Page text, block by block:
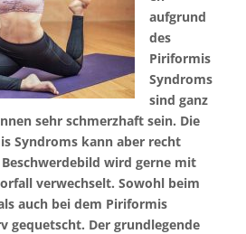
aufgrund
des
Piriformis
Syndroms
sind ganz
sehr schmerzhaft sein. Die
Syndroms kann aber recht
wird gerne mit
verwechselt. Sowohl beim
auch bei dem Piriformis
gequetscht. Der grundlegende